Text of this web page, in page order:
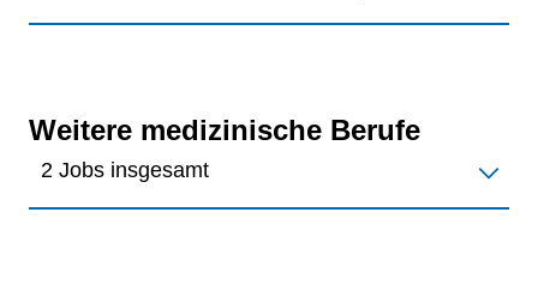
Weitere medizinische Berufe
2 Jobs insgesamt